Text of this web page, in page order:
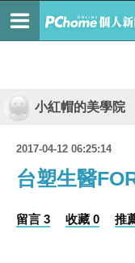
小紅帽的美學院
2017-04-12 06:25:14
台塑生醫
留言 3 收藏 0 推